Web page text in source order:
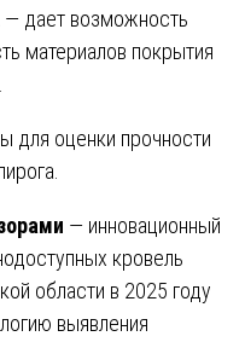
— дает возможность
материалов покрытия
для оценки прочности
— инновационный
кровель
области в 2025 году
выявления